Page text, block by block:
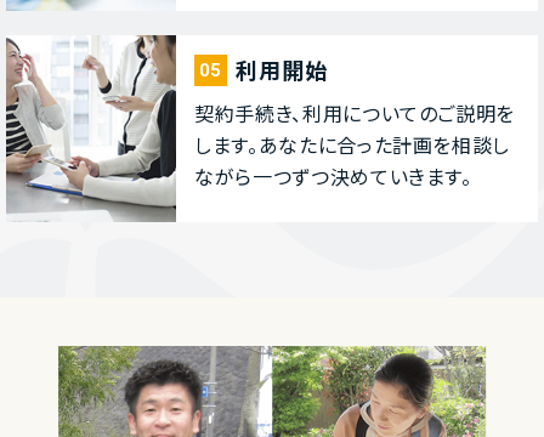
05 利⽤開始
契約⼿続き、利⽤についてのご説明を
します。あなたに合った計画を相談し
ながら⼀つずつ決めていきます。